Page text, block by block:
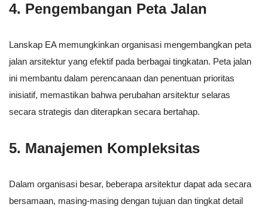
4. Pengembangan Peta Jalan
Lanskap EA memungkinkan organisasi mengembangkan peta
jalan arsitektur yang efektif pada berbagai tingkatan. Peta jalan
ini membantu dalam perencanaan dan penentuan prioritas
inisiatif, memastikan bahwa perubahan arsitektur selaras
secara strategis dan diterapkan secara bertahap.
5. Manajemen Kompleksitas
Dalam organisasi besar, beberapa arsitektur dapat ada secara
bersamaan, masing-masing dengan tujuan dan tingkat detail